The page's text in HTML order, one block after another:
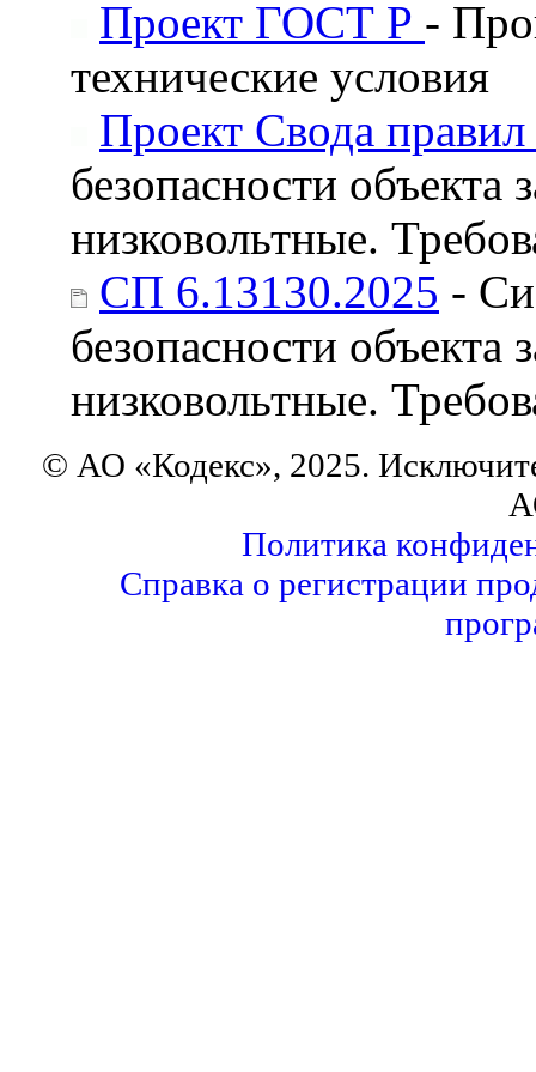
Проект ГОСТ Р -
технические условия
Проект Свода правил
безопасности
низковольтные.
СП 6.13130.2025 -
безопасности
низковольтные.
© АО «Кодекс», 2025.
Политика
Справка о регистрации